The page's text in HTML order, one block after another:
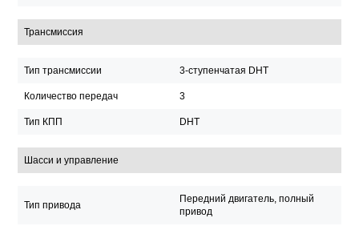
Трансмиссия
Тип трансмиссии 3-ступенчатая DHT
Количество передач 3
Тип КПП DHT
Шасси и управление
Тип привода
Передний двигатель, полный
привод